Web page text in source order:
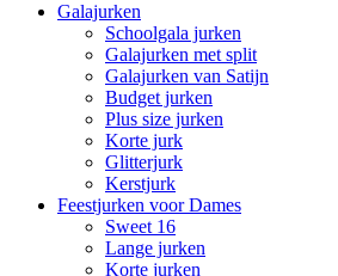
Galajurken
Schoolgala jurken
Galajurken met split
Galajurken van Satijn
Budget jurken
Plus size jurken
Korte jurk
Glitterjurk
Kerstjurk
Feestjurken voor Dames
Sweet 16
Lange jurken
Korte jurken